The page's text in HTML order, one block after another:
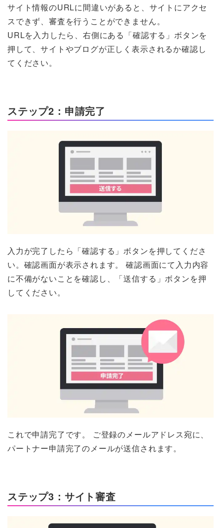
サイト情報のURLに間違いがあると、サイトにアクセ
スできず、審査を行うことができません。
URLを入力したら、右側にある「確認する」ボタンを
押して、サイトやブログが正しく表示されるか確認し
てください。
ステップ2：申請完了
入力が完了したら「確認する」ボタンを押してくださ
い。確認画面が表示されます。 確認画面にて入力内容
に不備がないことを確認し、「送信する」ボタンを押
してください。
これで申請完了です。 ご登録のメールアドレス宛に、
パートナー申請完了のメールが送信されます。
ステップ3：サイト審査